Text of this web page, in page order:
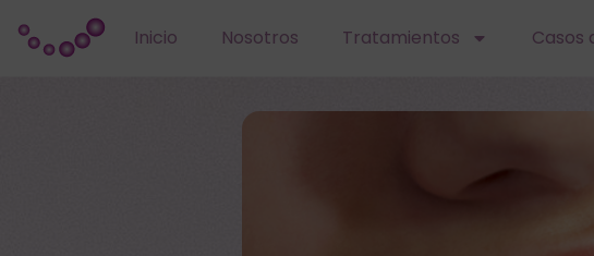
Inicio Nosotros Tratamientos Casos